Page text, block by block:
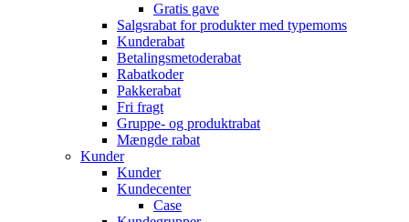
Gratis gave
Salgsrabat for produkter med typemoms
Kunderabat
Betalingsmetoderabat
Rabatkoder
Pakkerabat
Fri fragt
Gruppe- og produktrabat
Mængde rabat
Kunder
Kunder
Kundecenter
Case